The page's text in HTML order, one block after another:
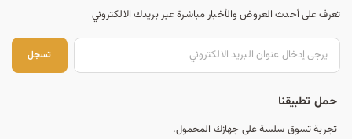
تعرف على أحدث العروض والأخبار مباشرة عبر بريدك الالكتروني
تسجل
حمل تطبيقنا
تجربة تسوق سلسة على جهازك المحمول.